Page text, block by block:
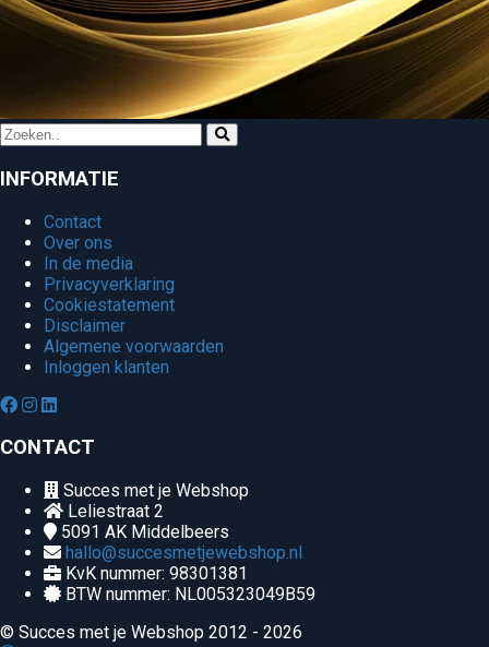
INFORMATIE
Contact
Over ons
In de media
Privacyverklaring
Cookiestatement
Disclaimer
Algemene voorwaarden
Inloggen klanten
CONTACT
Succes met je Webshop
Leliestraat 2
5091 AK Middelbeers
hallo@succesmetjewebshop.nl
KvK nummer: 98301381
BTW nummer: NL005323049B59
© Succes met je Webshop 2012 - 2026